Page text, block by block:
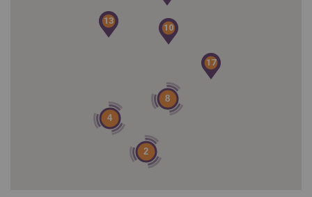
Spanish
SWITZERLAND
Deutsch
UKRAINE
Українська
SAUDI ARABIA
10
13
17
10
13
17
8
4
2